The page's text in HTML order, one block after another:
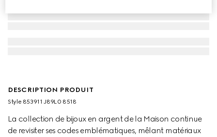
DESCRIPTION PRODUIT
Style ‎853911 J89L0 8518
La collection de bijoux en argent de la Maison continue
de revisiter ses codes emblématiques, mêlant matériaux